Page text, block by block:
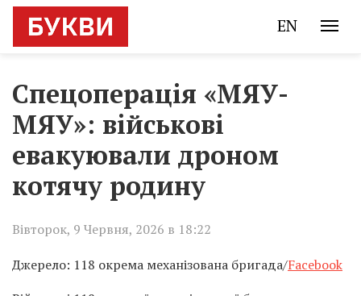
EN
Спецоперація «МЯУ-
МЯУ»: військові
евакуювали дроном
котячу родину
Вівторок, 9 Червня, 2026 в 18:22
Джерело: 118 окрема механізована бригада/Facebook